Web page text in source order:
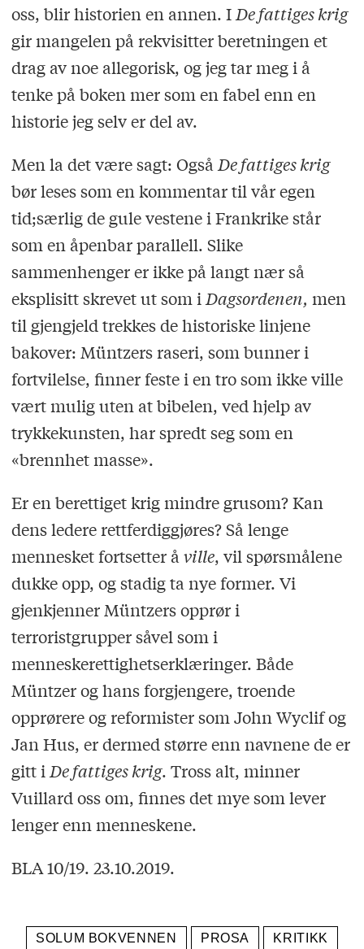
oss, blir historien en annen. I De fattiges krig
gir mangelen på rekvisitter beretningen et
drag av noe allegorisk, og jeg tar meg i å
tenke på boken mer som en fabel enn en
historie jeg selv er del av.
Men la det være sagt: Også De fattiges krig
bør leses som en kommentar til vår egen
tid;særlig de gule vestene i Frankrike står
som en åpenbar parallell. Slike
sammenhenger er ikke på langt nær så
eksplisitt skrevet ut som i Dagsordenen, men
til gjengjeld trekkes de historiske linjene
bakover: Müntzers raseri, som bunner i
fortvilelse, finner feste i en tro som ikke ville
vært mulig uten at bibelen, ved hjelp av
trykkekunsten, har spredt seg som en
«brennhet masse».
Er en berettiget krig mindre grusom? Kan
dens ledere rettferdiggjøres? Så lenge
mennesket fortsetter å ville, vil spørsmålene
dukke opp, og stadig ta nye former. Vi
gjenkjenner Müntzers opprør i
terroristgrupper såvel som i
menneskerettighetserklæringer. Både
Müntzer og hans forgjengere, troende
opprørere og reformister som John Wyclif og
Jan Hus, er dermed større enn navnene de er
gitt i De fattiges krig. Tross alt, minner
Vuillard oss om, finnes det mye som lever
lenger enn menneskene.
BLA 10/19. 23.10.2019.
SOLUM BOKVENNEN PROSA KRITIKK